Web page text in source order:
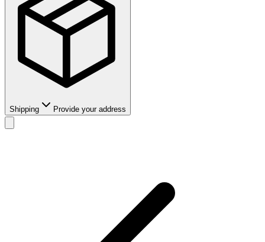
Shipping Provide your address